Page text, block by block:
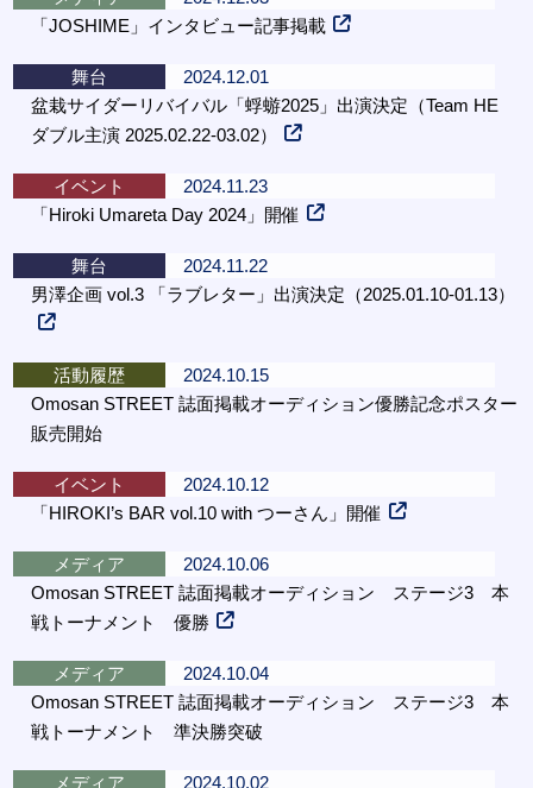
「JOSHIME」インタビュー記事掲載
舞台
2024.12.01
盆栽サイダーリバイバル「蜉蝣2025」出演決定（Team HE
ダブル主演 2025.02.22-03.02）
イベント
2024.11.23
「Hiroki Umareta Day 2024」開催
舞台
2024.11.22
男澤企画 vol.3 「ラブレター」出演決定（2025.01.10-01.13）
活動履歴
2024.10.15
Omosan STREET 誌面掲載オーディション優勝記念ポスター
販売開始
イベント
2024.10.12
「HIROKI’s BAR vol.10 with つーさん」開催
メディア
2024.10.06
Omosan STREET 誌面掲載オーディション ステージ3 本
戦トーナメント 優勝
メディア
2024.10.04
Omosan STREET 誌面掲載オーディション ステージ3 本
戦トーナメント 準決勝突破
メディア
2024.10.02